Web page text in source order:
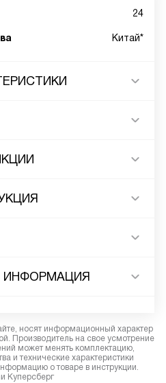
24
Китай*
ИНФОРМАЦИЯ
носят информационный характер
Производитель на свое усмотрение
может менять комплектацию,
и технические характеристики
о товаре в инструкции.
Куперсберг